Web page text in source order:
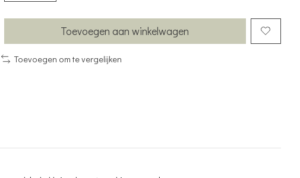
Toevoegen aan winkelwagen
Toevoegen om te vergelijken